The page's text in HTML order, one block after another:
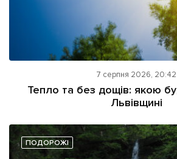
7 серпня 2026, 20:42
Тепло та без дощів: якою
Львівщині
ПОДОРОЖІ